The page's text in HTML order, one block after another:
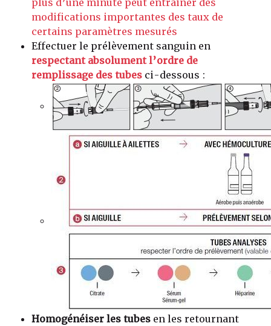
plus d’une minute peut entrainer des
modifications importantes des taux de
certains paramètres mesurés
Effectuer le prélèvement sanguin en
respectant absolument l’ordre de
remplissage des tubes ci-dessous :
Homogénéiser les tubes en les retournant